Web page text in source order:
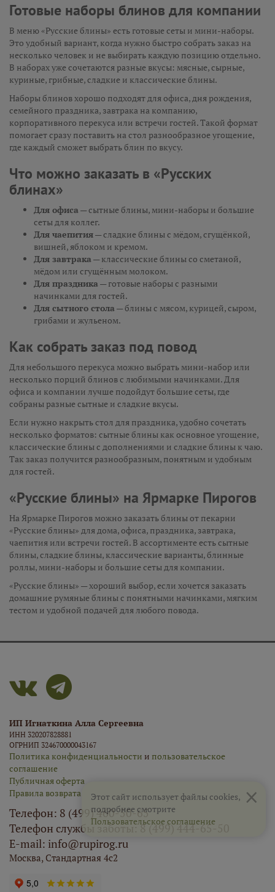
Готовые наборы блинов для компании
В меню «Русские блины» есть готовые сеты и мини-наборы.
Это удобный вариант, когда нужно быстро собрать заказ на
несколько человек и не выбирать каждую позицию отдельно.
В наборах уже сочетаются разные вкусы: мясные, сырные,
куриные, грибные, сладкие и классические блины.
Наборы блинов хорошо подходят для офиса, дня рождения,
семейного праздника, завтрака на компанию,
корпоративного перекуса или встречи гостей. Такой формат
помогает сразу поставить на стол разнообразное угощение,
где каждый сможет выбрать блин по вкусу.
Что можно заказать в «Русских
блинах»
Для офиса— сытные блины, мини-наборы и большие
сеты для коллег.
Для чаепития— сладкие блины с мёдом, сгущёнкой,
вишней, яблоком и кремом.
Для завтрака— классические блины со сметаной,
мёдом или сгущённым молоком.
Для праздника— готовые наборы с разными
начинками для гостей.
Для сытного стола— блины с мясом, курицей, сыром,
грибами и жульеном.
Как собрать заказ под повод
Для небольшого перекуса можно выбрать мини-набор или
несколько порций блинов с любимыми начинками. Для
офиса и компании лучше подойдут большие сеты, где
собраны разные сытные и сладкие вкусы.
Если нужно накрыть стол для праздника, удобно сочетать
несколько форматов: сытные блины как основное угощение,
классические блины с дополнениями и сладкие блины к чаю.
Так заказ получится разнообразным, понятным и удобным
для гостей.
«Русские блины» на Ярмарке Пирогов
На Ярмарке Пирогов можно заказать блины от пекарни
«Русские блины» для дома, офиса, праздника, завтрака,
чаепития или встречи гостей. В ассортименте есть сытные
блины, сладкие блины, классические варианты, блинные
роллы, мини-наборы и большие сеты для компании.
«Русские блины» — хороший выбор, если хочется заказать
домашние румяные блины с понятными начинками, мягким
тестом и удобной подачей для любого повода.
ИП Игнаткина Алла Сергеевна
ИНН 320207828881
ОГРНИП 324670000043167
Политика конфиденциальности и пользовательское
соглашение
Публичная оферта
Правила возврата
Телефон: 8 (499) 460-50-65
Телефон службы заботы: 8 (499) 444-65-50
E-mail: info@rupirog.ru
Москва, Стандартная 4с2
×
Этот сайт использует файлы cookies,
подробнее смотрите
Пользовательское соглашение